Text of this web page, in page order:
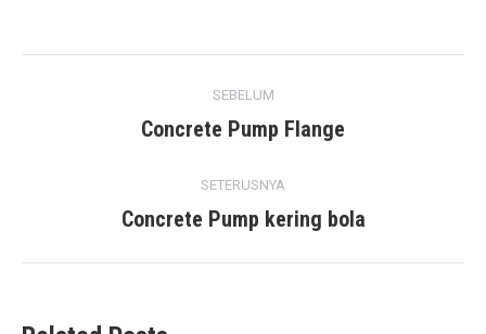
navigation
SEBELUM
Previous
Concrete Pump Flange
SETERUSNYA
Next
Concrete Pump kering bola